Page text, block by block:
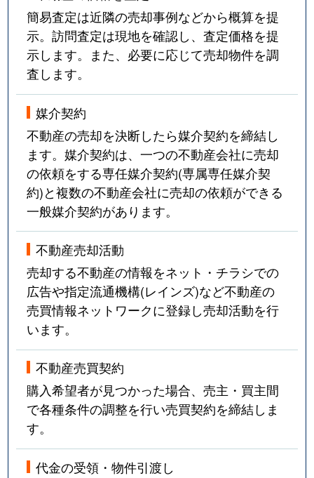
簡易査定は近隣の売却事例などから概算を提
示。訪問査定は現地を確認し、査定価格を提
示します。また、必要に応じて売却物件を調
査します。
媒介契約
不動産の売却を決断したら媒介契約を締結し
ます。媒介契約は、一つの不動産会社に売却
の依頼をする専任媒介契約(専属専任媒介契
約)と複数の不動産会社に売却の依頼ができる
一般媒介契約があります。
不動産売却活動
売却する不動産の情報をネット・チラシでの
広告や指定流通機構(レインズ)など不動産の
売買情報ネットワークに登録し売却活動を行
います。
不動産売買契約
購入希望者が見つかった場合、売主・買主間
で各種条件の調整を行い売買契約を締結しま
す。
代金の受領・物件引渡し